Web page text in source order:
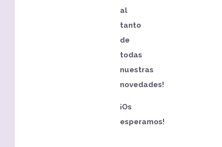
al
tanto
de
todas
nuestras
novedades!
¡Os
esperamos!